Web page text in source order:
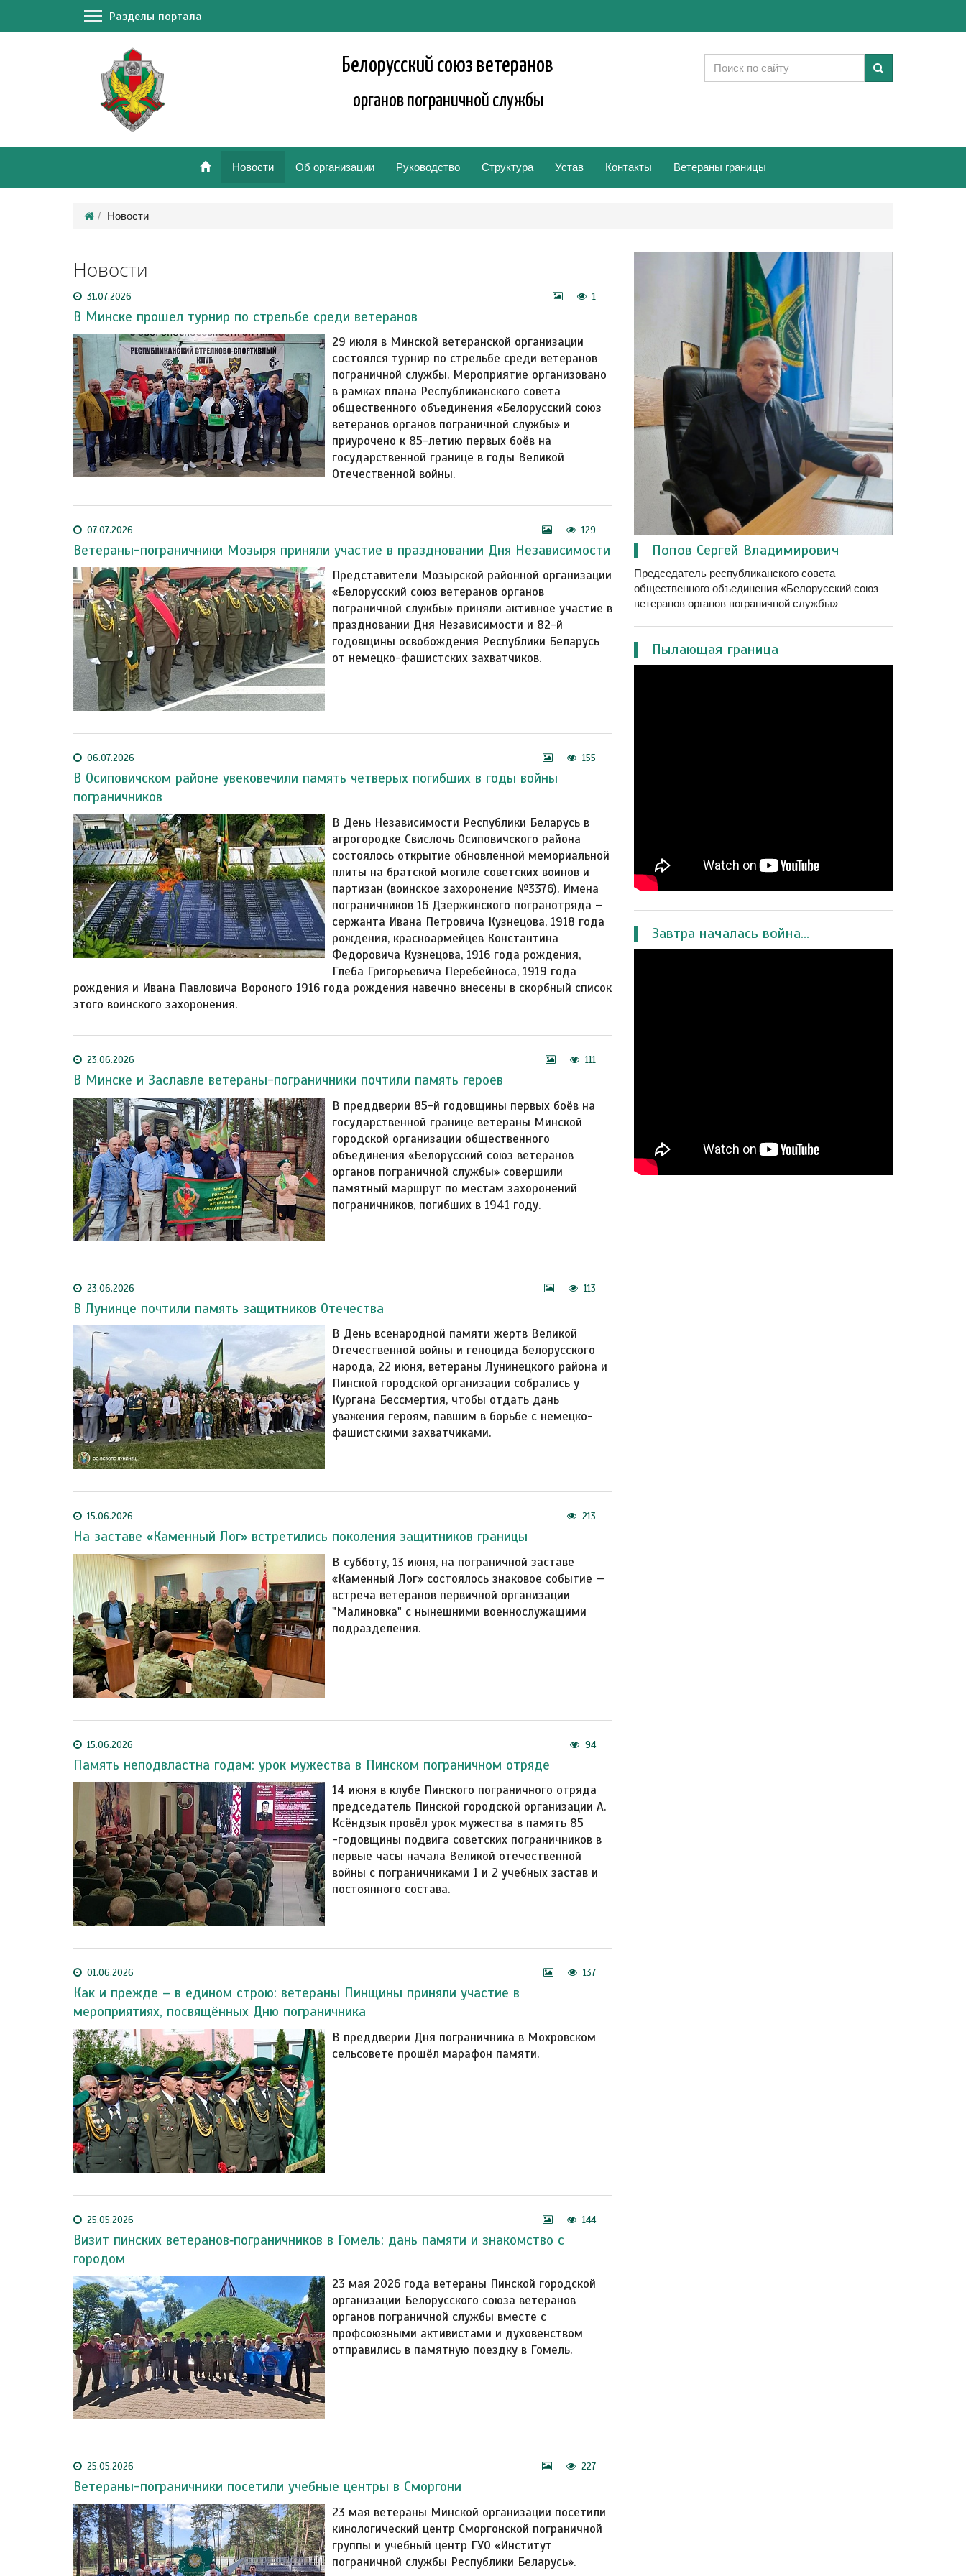
Разделы портала
Белорусский союз ветеранов
органов пограничной службы
Новости Об организации Руководство Структура Устав Контакты Ветераны границы
Новости
Новости
31.07.2026 1
В Минске прошел турнир по стрельбе среди ветеранов
29 июля в Минской ветеранской организации
состоялся турнир по стрельбе среди ветеранов
пограничной службы. Мероприятие организовано
в рамках плана Республиканского совета
общественного объединения «Белорусский союз
ветеранов органов пограничной службы» и
приурочено к 85-летию первых боёв на
государственной границе в годы Великой
Отечественной войны.
07.07.2026 129
Ветераны-пограничники Мозыря приняли участие в праздновании Дня Независимости
Представители Мозырской районной организации
«Белорусский союз ветеранов органов
пограничной службы» приняли активное участие в
праздновании Дня Независимости и 82-й
годовщины освобождения Республики Беларусь
от немецко-фашистских захватчиков.
06.07.2026 155
В Осиповичском районе увековечили память четверых погибших в годы войны
пограничников
В День Независимости Республики Беларусь в
агрогородке Свислочь Осиповичского района
состоялось открытие обновленной мемориальной
плиты на братской могиле советских воинов и
партизан (воинское захоронение №3376). Имена
пограничников 16 Дзержинского погранотряда –
сержанта Ивана Петровича Кузнецова, 1918 года
рождения, красноармейцев Константина
Федоровича Кузнецова, 1916 года рождения,
Глеба Григорьевича Перебейноса, 1919 года
рождения и Ивана Павловича Вороного 1916 года рождения навечно внесены в скорбный список
этого воинского захоронения.
23.06.2026 111
В Минске и Заславле ветераны-пограничники почтили память героев
В преддверии 85-й годовщины первых боёв на
государственной границе ветераны Минской
городской организации общественного
объединения «Белорусский союз ветеранов
органов пограничной службы» совершили
памятный маршрут по местам захоронений
пограничников, погибших в 1941 году.
23.06.2026 113
В Лунинце почтили память защитников Отечества
В День всенародной памяти жертв Великой
Отечественной войны и геноцида белорусского
народа, 22 июня, ветераны Лунинецкого района и
Пинской городской организации собрались у
Кургана Бессмертия, чтобы отдать дань
уважения героям, павшим в борьбе с немецко-
фашистскими захватчиками.
15.06.2026 213
На заставе «Каменный Лог» встретились поколения защитников границы
В субботу, 13 июня, на пограничной заставе
«Каменный Лог» состоялось знаковое событие —
встреча ветеранов первичной организации
"Малиновка" с нынешними военнослужащими
подразделения.
15.06.2026 94
Память неподвластна годам: урок мужества в Пинском пограничном отряде
14 июня в клубе Пинского пограничного отряда
председатель Пинской городской организации А.
Ксёндзык провёл урок мужества в память 85
-годовщины подвига советских пограничников в
первые часы начала Великой отечественной
войны с пограничниками 1 и 2 учебных застав и
постоянного состава.
01.06.2026 137
Как и прежде – в едином строю: ветераны Пинщины приняли участие в
мероприятиях, посвящённых Дню пограничника
В преддверии Дня пограничника в Мохровском
сельсовете прошёл марафон памяти.
25.05.2026 144
Визит пинских ветеранов‑пограничников в Гомель: дань памяти и знакомство с
городом
23 мая 2026 года ветераны Пинской городской
организации Белорусского союза ветеранов
органов пограничной службы вместе с
профсоюзными активистами и духовенством
отправились в памятную поездку в Гомель.
25.05.2026 227
Ветераны-пограничники посетили учебные центры в Сморгони
23 мая ветераны Минской организации посетили
кинологический центр Сморгонской пограничной
группы и учебный центр ГУО «Институт
пограничной службы Республики Беларусь».
Попов Сергей Владимирович
Председатель республиканского совета
общественного объединения «Белорусский союз
ветеранов органов пограничной службы»
Пылающая граница
Завтра началась война...